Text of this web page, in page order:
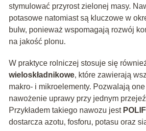
stymulować przyrost zielonej masy.
potasowe natomiast są kluczowe w
bulw, ponieważ wspomagają rozwój
na jakość plonu.
W praktyce rolniczej stosuje się
wieloskładnikowe, które zawierają
makro- i mikroelementy. Pozwalają
nawożenie uprawy przy jednym
Przykładem takiego nawozu jest
dostarcza azotu, fosforu, potasu oraz